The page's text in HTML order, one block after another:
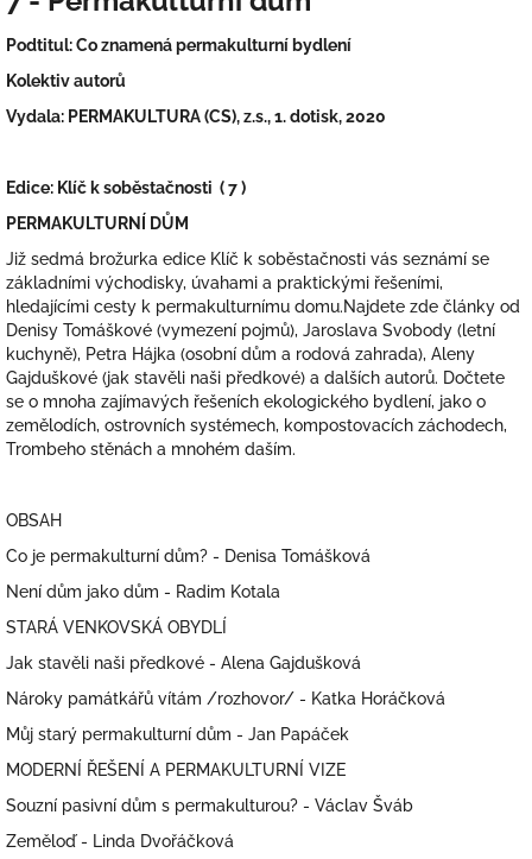
Podtitul: Co znamená permakulturní bydlení
Kolektiv autorů
Vydala: PERMAKULTURA (CS), z.s., 1. dotisk, 2020
Edice: Klíč k soběstačnosti ( 7 )
PERMAKULTURNÍ DŮM
Již sedmá brožurka edice Klíč k soběstačnosti vás seznámí se
základními východisky, úvahami a praktickými řešeními,
hledajícími cesty k permakulturnímu domu.Najdete zde články od
Denisy Tomáškové (vymezení pojmů), Jaroslava Svobody (letní
kuchyně), Petra Hájka (osobní dům a rodová zahrada), Aleny
Gajduškové (jak stavěli naši předkové) a dalších autorů. Dočtete
se o mnoha zajímavých řešeních ekologického bydlení, jako o
zemělodích, ostrovních systémech, kompostovacích záchodech,
Trombeho stěnách a mnohém daším.
OBSAH
Co je permakulturní dům? - Denisa Tomášková
Není dům jako dům - Radim Kotala
STARÁ VENKOVSKÁ OBYDLÍ
Jak stavěli naši předkové - Alena Gajdušková
Nároky památkářů vítám /rozhovor/ - Katka Horáčková
Můj starý permakulturní dům - Jan Papáček
MODERNÍ ŘEŠENÍ A PERMAKULTURNÍ VIZE
Souzní pasivní dům s permakulturou? - Václav Šváb
Zeměloď - Linda Dvořáčková